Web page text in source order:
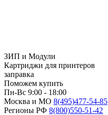
ЗИП и Модули
Картриджи для принтеров
заправка
Поможем купить
Пн-Вс 9:00 - 18:00
Москва и МО 8(495)477-54-85
Регионы РФ 8(800)550-51-42